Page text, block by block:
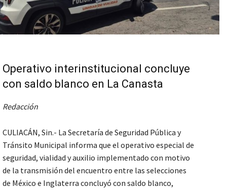
Operativo interinstitucional concluye
con saldo blanco en La Canasta
Redacción
CULIACÁN, Sin.- La Secretaría de Seguridad Pública y
Tránsito Municipal informa que el operativo especial de
seguridad, vialidad y auxilio implementado con motivo
de la transmisión del encuentro entre las selecciones
de México e Inglaterra concluyó con saldo blanco,